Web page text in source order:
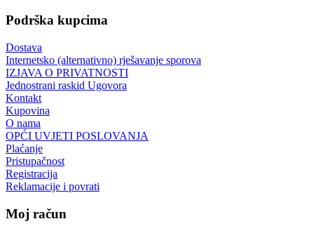
Podrška kupcima
Dostava
Internetsko (alternativno) rješavanje sporova
IZJAVA O PRIVATNOSTI
Jednostrani raskid Ugovora
Kontakt
Kupovina
O nama
OPĆI UVJETI POSLOVANJA
Plaćanje
Pristupačnost
Registracija
Reklamacije i povrati
Moj račun